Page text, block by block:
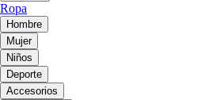
Ropa
Hombre
Mujer
Niños
Deporte
Accesorios